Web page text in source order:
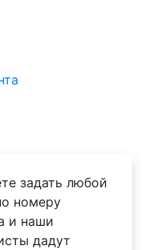
задать любой
номеру
и наши
дадут